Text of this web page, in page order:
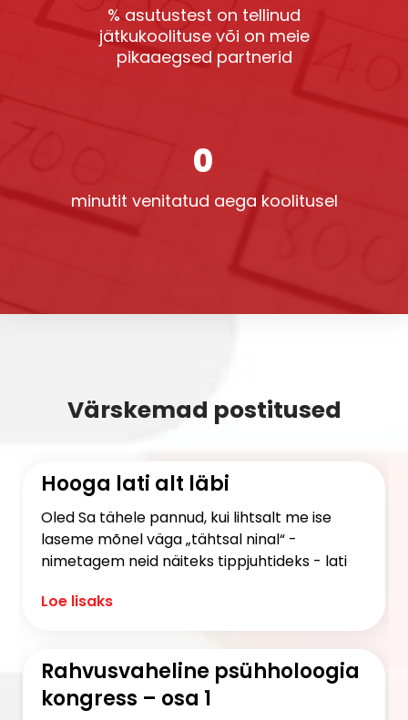
% asutustest on tellinud
jätkukoolituse või on meie
pikaaegsed partnerid
0
minutit venitatud aega koolitusel
Värskemad postitused
Hooga lati alt läbi
Oled Sa tähele pannud, kui lihtsalt me ise
laseme mõnel väga „tähtsal ninal“ -
nimetagem neid näiteks tippjuhtideks - lati
Loe lisaks
Rahvusvaheline psühholoogia
kongress – osa 1